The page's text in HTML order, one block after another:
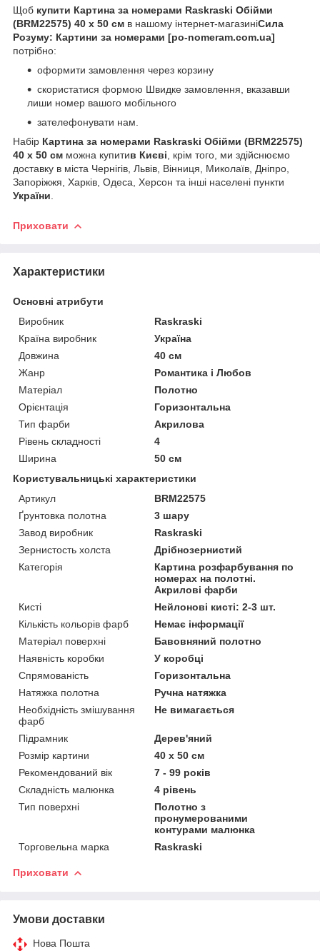
Щоб купити Картина за номерами Raskraski Обійми
(BRM22575) 40 х 50 см в нашому інтернет-магазиніСила
Розуму: Картини за номерами [po-nomeram.com.ua]
потрібно:
оформити замовлення через корзину
скористатися формою Швидке замовлення, вказавши
лиши номер вашого мобільного
зателефонувати нам.
Набір Картина за номерами Raskraski Обійми (BRM22575)
40 х 50 см можна купитив Києві , крім того, ми здійснюємо
доставку в міста Чернігів, Львів, Вінниця, Миколаїв, Дніпро,
Запоріжжя, Харків, Одеса, Херсон та інші населені пункти
України
Приховати
Характеристики
Основні атрибути
Виробник
Raskraski
Країна виробник
Україна
Довжина
40 см
Жанр
Романтика і Любов
Матеріал
Полотно
Орієнтація
Горизонтальна
Тип фарби
Акрилова
Рівень складності
4
Ширина
50 см
Користувальницькі характеристики
Артикул
BRM22575
Ґрунтовка полотна
3 шару
Завод виробник
Raskraski
Зернистость холста
Дрібнозернистий
Категорія
Картина розфарбування по
номерах на полотні.
Акрилові фарби
Кисті
Нейлонові кисті: 2-3 шт.
Кількість кольорів фарб
Немає інформації
Матеріал поверхні
Бавовняний полотно
Наявність коробки
У коробці
Спрямованість
Горизонтальна
Натяжка полотна
Ручна натяжка
Необхідність змішування
фарб
Не вимагається
Підрамник
Дерев'яний
Розмір картини
40 х 50 см
Рекомендований вік
7 - 99 років
Складність малюнка
4 рівень
Тип поверхні
Полотно з
пронумерованими
контурами малюнка
Торговельна марка
Raskraski
Приховати
Умови доставки
Нова Пошта